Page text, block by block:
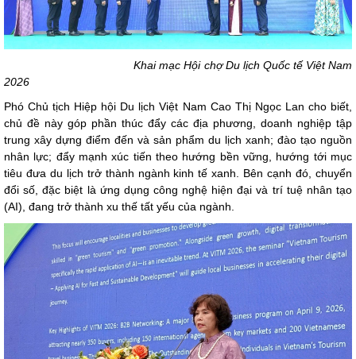
Khai mạc Hội chợ Du lịch Quốc tế Việt Nam
2026
Phó Chủ tịch Hiệp hội Du lịch Việt Nam Cao Thị Ngọc Lan cho biết,
chủ đề này góp phần thúc đẩy các địa phương, doanh nghiệp tập
trung xây dựng điểm đến và sản phẩm du lịch xanh; đào tạo nguồn
nhân lực; đẩy mạnh xúc tiến theo hướng bền vững, hướng tới mục
tiêu đưa du lịch trở thành ngành kinh tế xanh. Bên cạnh đó, chuyển
đổi số, đặc biệt là ứng dụng công nghệ hiện đại và trí tuệ nhân tạo
(AI), đang trở thành xu thế tất yếu của ngành.